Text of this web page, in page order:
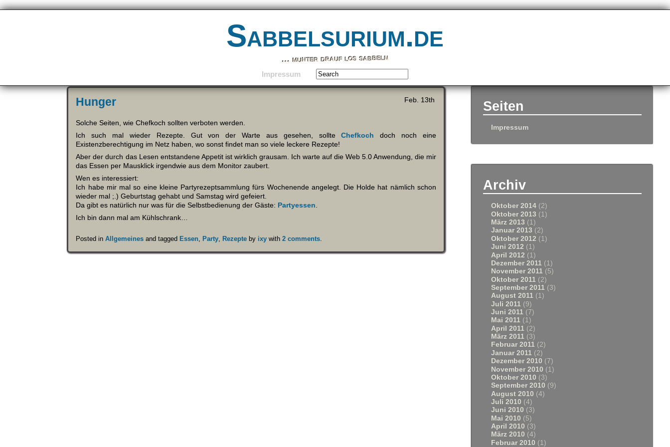
Sabbelsurium.de
… munter drauf los sabbeln
Impressum
Feb. 13th
Hunger
Solche Seiten, wie Chefkoch sollten verboten werden.
Ich such mal wieder Rezepte. Gut von der Warte aus gesehen, sollteChefkoch doch noch eine
Existenzberechtigung im Netz haben, wo sonst findet man so viele leckere Rezepte!
Aber der durch das Lesen entstandene Appetit ist wirklich grausam. Ich warte auf die Web 5.0 Anwendung, die mir
das Essen per Mausklick irgendwie aus dem Monitor zaubert.
Wen es interessiert:
Ich habe mir mal so eine kleine Partyrezeptsammlung fürs Wochenende angelegt. Die Holde hat nämlich schon
wieder mal ;.) Geburtstag gehabt und Samstag wird gefeiert.
Da gibt es natürlich nur was für die Selbstbedienung der Gäste: Partyessen
Ich bin dann mal am Kühlschrank…
Posted inAllgemeines and tagged Essen, Party, Rezepte by ixy with2 comments.
Seiten
Impressum
Archiv
Oktober 2014 (2)
Oktober 2013 (1)
März 2013 (1)
Januar 2013 (2)
Oktober 2012 (1)
Juni 2012 (1)
April 2012 (1)
Dezember 2011 (1)
November 2011 (5)
Oktober 2011 (2)
September 2011 (3)
August 2011 (1)
Juli 2011 (9)
Juni 2011 (7)
Mai 2011 (1)
April 2011 (2)
März 2011 (3)
Februar 2011 (2)
Januar 2011 (2)
Dezember 2010 (7)
November 2010 (1)
Oktober 2010 (3)
September 2010 (9)
August 2010 (4)
Juli 2010 (4)
Juni 2010 (3)
Mai 2010 (5)
April 2010 (3)
März 2010 (4)
Februar 2010 (1)